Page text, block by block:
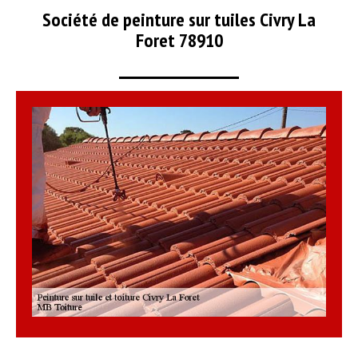
Société de peinture sur tuiles Civry La
Foret 78910